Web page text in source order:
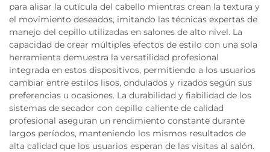
para alisar la cutícula del cabello mientras crean la textura y
el movimiento deseados, imitando las técnicas expertas de
manejo del cepillo utilizadas en salones de alto nivel. La
capacidad de crear múltiples efectos de estilo con una sola
herramienta demuestra la versatilidad profesional
integrada en estos dispositivos, permitiendo a los usuarios
cambiar entre estilos lisos, ondulados y rizados según sus
preferencias u ocasiones. La durabilidad y fiabilidad de los
sistemas de secador con cepillo caliente de calidad
profesional aseguran un rendimiento constante durante
largos períodos, manteniendo los mismos resultados de
alta calidad que los usuarios esperan de las visitas al salón.